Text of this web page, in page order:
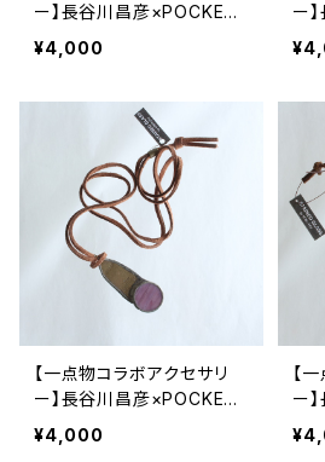
ー】長谷川昌彦×POCKENI
／革ひもネックレス［M］
¥4,000
ー
／
【一点物コラボアクセサリ
ー】長谷川昌彦×POCKENI
／革ひもネックレス［I］
¥4,000
【
ー
／